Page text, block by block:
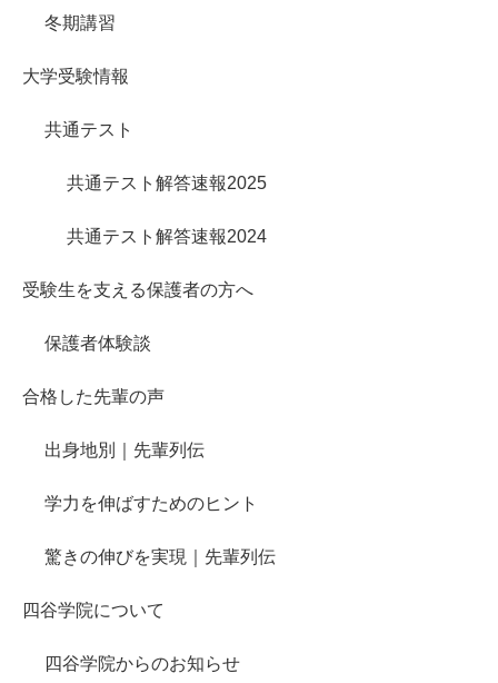
冬期講習
大学受験情報
共通テスト
共通テスト解答速報2025
共通テスト解答速報2024
受験生を支える保護者の方へ
保護者体験談
合格した先輩の声
出身地別｜先輩列伝
学力を伸ばすためのヒント
驚きの伸びを実現｜先輩列伝
四谷学院について
四谷学院からのお知らせ